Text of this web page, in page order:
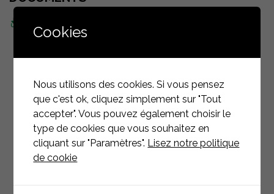
PRODUITSASSOCIÉS
RETOUR À LA LISTE
Cookies
Nous utilisons des cookies. Si vous pensez
que c'est ok, cliquez simplement sur "Tout
accepter". Vous pouvez également choisir le
type de cookies que vous souhaitez en
cliquant sur "Paramètres". Lisez notre politique
de cookie